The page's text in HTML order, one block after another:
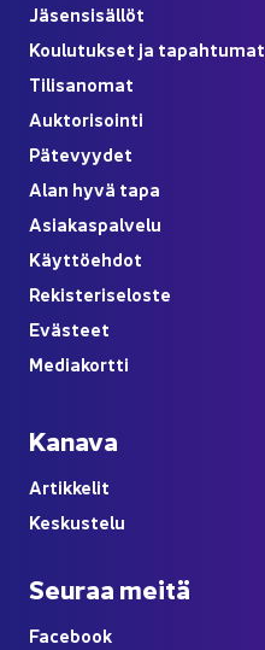
Jä­sen­si­säl­löt
Kou­lu­tuk­set ja ta­pah­tu­mat
Ti­li­sa­no­mat
Auk­to­ri­soin­ti
Pä­te­vyy­det
Alan hyvä tapa
Asia­kas­pal­ve­lu
Käyt­tö­eh­dot
Re­kis­te­ri­se­los­te
Eväs­teet
Me­dia­kort­ti
Ka­na­va
Ar­tik­ke­lit
Kes­kus­te­lu
Seu­raa meitä
Face­book